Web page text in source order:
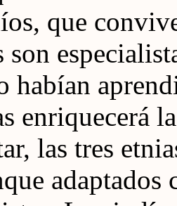
que
son
habían
enriquecerá
las tres